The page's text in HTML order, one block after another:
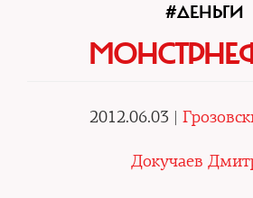
#ДЕНЬГИ
2012.06.03 |
Докучаев